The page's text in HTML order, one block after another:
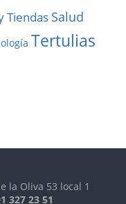
Tiendas Salud
Tertulias
la Oliva 53 local 1
327 23 51